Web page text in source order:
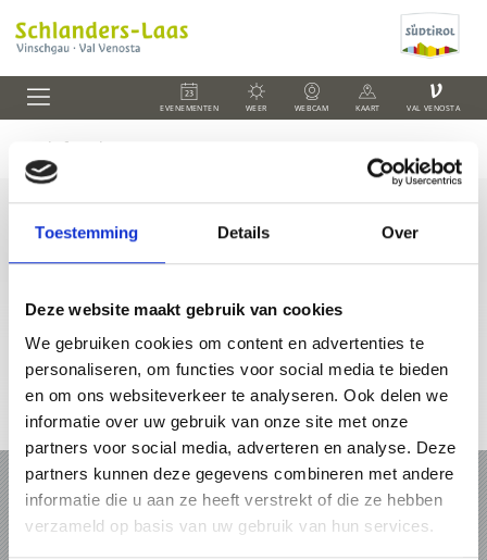
Toestemming Details Over
Deze website maakt gebruik van cookies
We gebruiken cookies om content en advertenties te
personaliseren, om functies voor social media te bieden
en om ons websiteverkeer te analyseren. Ook delen we
informatie over uw gebruik van onze site met onze
partners voor social media, adverteren en analyse. Deze
partners kunnen deze gegevens combineren met andere
informatie die u aan ze heeft verstrekt of die ze hebben
verzameld op basis van uw gebruik van hun services.
EVENEMENTEN WEER WEBCAM KAART
V
VAL VENOSTA
Online-kaart
VAKANTIE IN SCHLANDERS EN LAAS
PAKKETTEN